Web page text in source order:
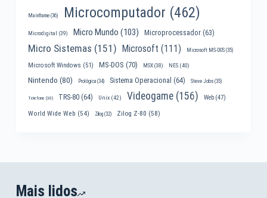
Mainframe(36) Microcomputador (462)
Microdigital (39) Micro Mundo (103) Microprocessador(63)
Micro Sistemas (151) Microsoft (111) Microsoft MS-DOS(35)
Microsoft Windows (51) MS-DOS (70) MSX(38) NES(40)
Nintendo (80) Prológica(34) Sistema Operacional (64) Steve Jobs(35)
Telefone (30) TRS-80(64) Unix(42) Videogame(156) Web(47)
World Wide Web (54) Zilog(32) Zilog Z-80 (58)
Mais lidos